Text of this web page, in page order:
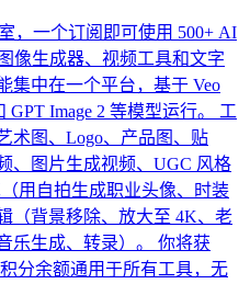
，一个订阅即可使用 500+ AI
像生成器、视频工具和文字
集中在一个平台，基于 Veo
GPT Image 2 等模型运行。 工
术图、Logo、产品图、贴
、图片生成视频、UGC 风格
用自拍生成职业头像、时装
（背景移除、放大至 4K、老
乐生成、转录）。 你将获
分余额通用于所有工具，无